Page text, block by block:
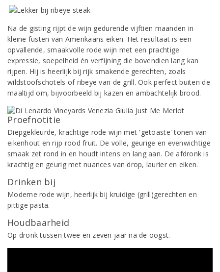
Na de gisting rijpt de wijn gedurende vijftien maanden in
kleine fusten van Amerikaans eiken. Het resultaat is een
opvallende, smaakvolle rode wijn met een prachtige
expressie, soepelheid én verfijning die bovendien lang kan
rijpen. Hij is heerlijk bij rijk smakende gerechten, zoals
wildstoofschotels of ribeye van de grill. Ook perfect buiten de
maaltijd om, bijvoorbeeld bij kazen en ambachtelijk brood.
Proefnotitie
Diepgekleurde, krachtige rode wijn met 'getoaste' tonen van
eikenhout en rijp rood fruit. De volle, geurige en evenwichtige
smaak zet rond in en houdt intens en lang aan. De afdronk is
krachtig en geurig met nuances van drop, laurier en eiken.
Drinken bij
Moderne rode wijn, heerlijk bij kruidige (grill)gerechten en
pittige pasta.
Houdbaarheid
Op dronk tussen twee en zeven jaar na de oogst.